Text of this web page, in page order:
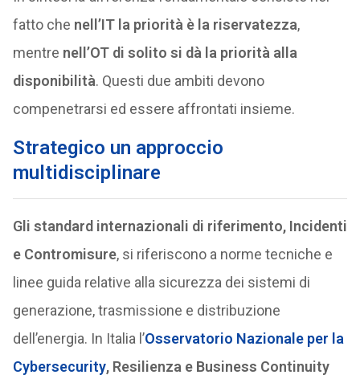
fatto che nell’IT la priorità è la riservatezza,
mentre nell’OT di solito si dà la priorità alla
disponibilità. Questi due ambiti devono
compenetrarsi ed essere affrontati insieme.
Strategico un approccio
multidisciplinare
Gli standard internazionali di riferimento, Incidenti
e Contromisure, si riferiscono a norme tecniche e
linee guida relative alla sicurezza dei sistemi di
generazione, trasmissione e distribuzione
dell’energia. In Italia l’Osservatorio Nazionale per la
Cybersecurity, Resilienza e Business Continuity